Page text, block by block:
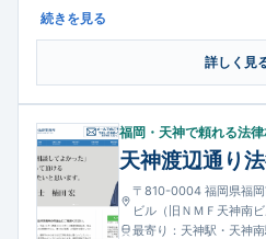
般的な法律相談から複雑な企業法
医療機関での講演や研修にも携わ
ラスメント対策など高度なテーマ
す。
続きを見る
詳しく見
福岡・天神で頼れる法
天神渡辺通り
〒810-0004 福岡県福
ビル（旧ＮＭＦ天神南
最寄り：天神駅・天神